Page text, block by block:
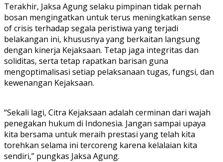
Terakhir, Jaksa Agung selaku pimpinan tidak pernah
bosan mengingatkan untuk terus meningkatkan sense
of crisis terhadap segala peristiwa yang terjadi
belakangan ini, khususnya yang berkaitan langsung
dengan kinerja Kejaksaan. Tetap jaga integritas dan
soliditas, serta tetap rapatkan barisan guna
mengoptimalisasi setiap pelaksanaan tugas, fungsi, dan
kewenangan Kejaksaan.
“Sekali lagi, Citra Kejaksaan adalah cerminan dari wajah
penegakan hukum di Indonesia. Jangan sampai upaya
kita bersama untuk meraih prestasi yang telah kita
torehkan selama ini tercoreng karena kelalaian kita
sendiri,” pungkas Jaksa Agung.